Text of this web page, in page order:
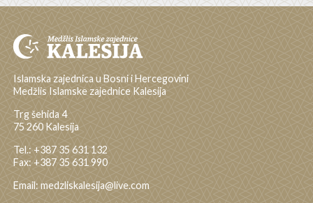
Islamska zajednica u Bosni i Hercegovini
Medžlis Islamske zajednice Kalesija
Trg šehida 4
75 260 Kalesija
Tel.: +387 35 631 132
Fax: +387 35 631 990
Email: medzliskalesija@live.com